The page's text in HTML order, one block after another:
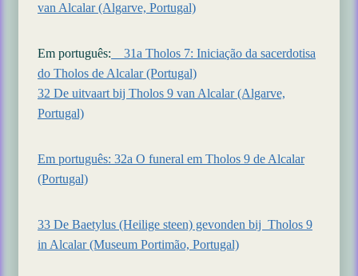
van Alcalar (Algarve, Portugal)
Em português: 31a Tholos 7: Iniciação da sacerdotisa
do Tholos de Alcalar (Portugal)
32 De uitvaart bij Tholos 9 van Alcalar (Algarve,
Portugal)
Em português: 32a O funeral em Tholos 9 de Alcalar
(Portugal)
33 De Baetylus (Heilige steen) gevonden bij Tholos 9
in Alcalar (Museum Portimão, Portugal)